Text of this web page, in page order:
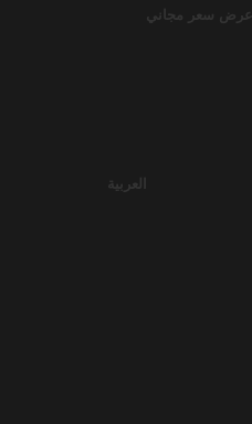
عرض سعر مجاني
العربية